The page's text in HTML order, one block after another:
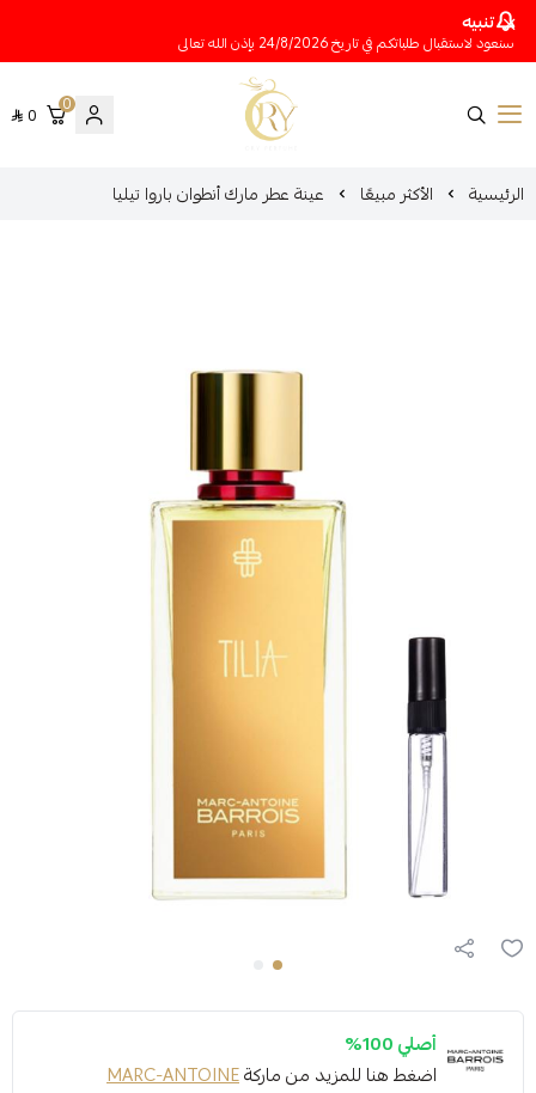
تنبيه
سنعود لاستقبال طلباتكم في تاريخ 24/8/2026 بإذن الله تعالى
متجر عينات عطور أوري
0
0
الرئيسية الأكثر مبيعًا عينة عطر مارك أنطوان باروا تيليا
أصلي 100%
اضغط هنا للمزيد من ماركةMARC-ANTOINE